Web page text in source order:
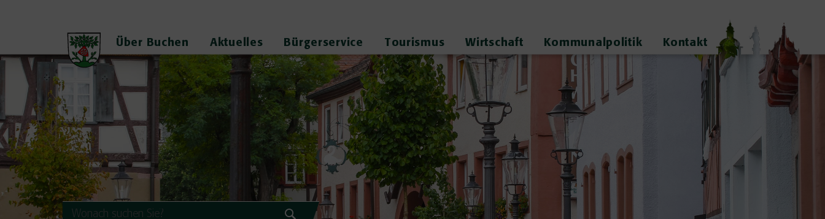
Über Buchen Aktuelles Bürgerservice Tourismus Wirtschaft Kommunalpolitik Kontakt